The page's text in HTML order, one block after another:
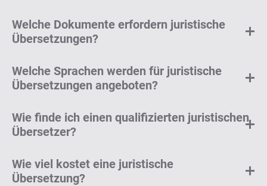
Welche Dokumente erfordern juristische
Übersetzungen?
Welche Sprachen werden für juristische
Übersetzungen angeboten?
Wie finde ich einen qualifizierten juristischen
Übersetzer?
Wie viel kostet eine juristische
Übersetzung?